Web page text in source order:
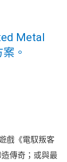
Metal
。
戲《電馭叛客
傳奇；或與最